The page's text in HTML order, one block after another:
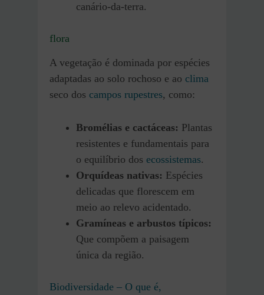
canário-da-terra.
flora
A vegetação é dominada por espécies
adaptadas ao solo rochoso e ao clima
seco dos campos rupestres, como:
Bromélias e cactáceas: Plantas
resistentes e fundamentais para
o equilíbrio dos ecossistemas.
Orquídeas nativas: Espécies
delicadas que florescem em
meio ao relevo acidentado.
Gramíneas e arbustos típicos:
Que compõem a paisagem
única da região.
Biodiversidade – O que é,